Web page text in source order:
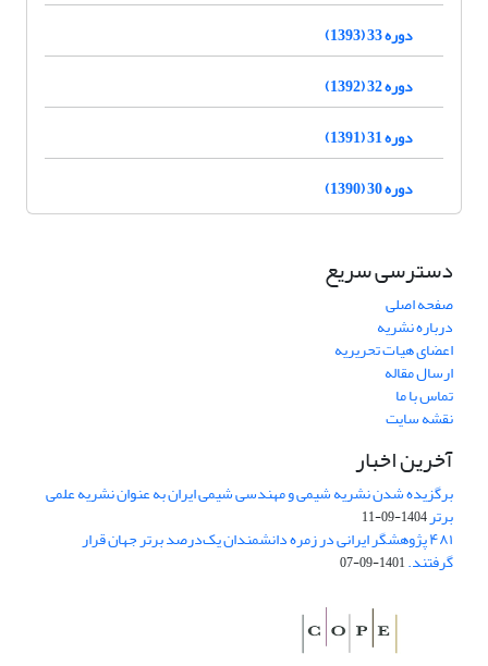
دوره 33 (1393)
دوره 32 (1392)
دوره 31 (1391)
دوره 30 (1390)
دسترسی سریع
صفحه اصلی
درباره نشریه
اعضای هیات تحریریه
ارسال مقاله
تماس با ما
نقشه سایت
آخرین اخبار
برگزیده شدن نشریه شیمی و مهندسی شیمی ایران به عنوان نشریه علمی
برتر1404-09-11
۴۸۱ پژوهشگر ایرانی در زمره دانشمندان یک‌درصد برتر جهان قرار
گرفتند.1401-09-07